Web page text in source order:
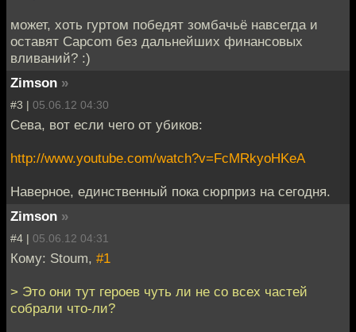
может, хоть гуртом победят зомбачьё навсегда и
оставят Capcom без дальнейших финансовых
вливаний? :)
Zimson »
#3 | 05.06.12 04:30
Сева, вот если чего от убиков:
http://www.youtube.com/watch?v=FcMRkyoHKeA
Наверное, единственный пока сюрприз на сегодня.
Zimson »
#4 | 05.06.12 04:31
Кому: Stoum, #1
> Это они тут героев чуть ли не со всех частей
собрали что-ли?